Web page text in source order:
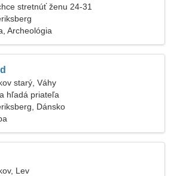
stretnúť ženu 24-31
Archeológia
starý, Váhy
hľadá priateľa
Dánsko
Lev